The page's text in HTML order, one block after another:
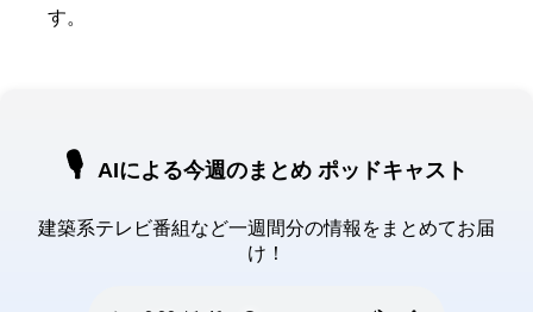
す。
🎙️ AIによる今週のまとめ ポッドキャスト
建築系テレビ番組など一週間分の情報をまとめてお届
け！